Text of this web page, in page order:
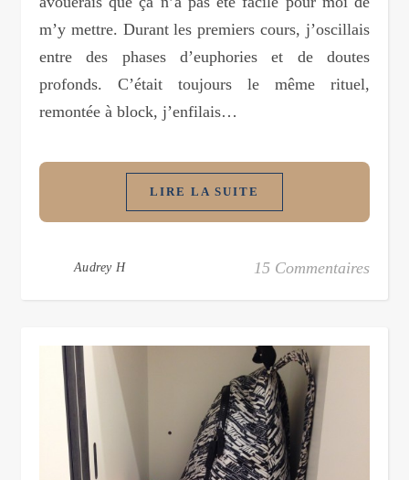
m’y mettre. Durant les premiers cours, j’oscillais
entre des phases d’euphories et de doutes
profonds. C’était toujours le même rituel,
remontée à block, j’enfilais…
LIRE LA SUITE
Audrey H 15 Commentaires